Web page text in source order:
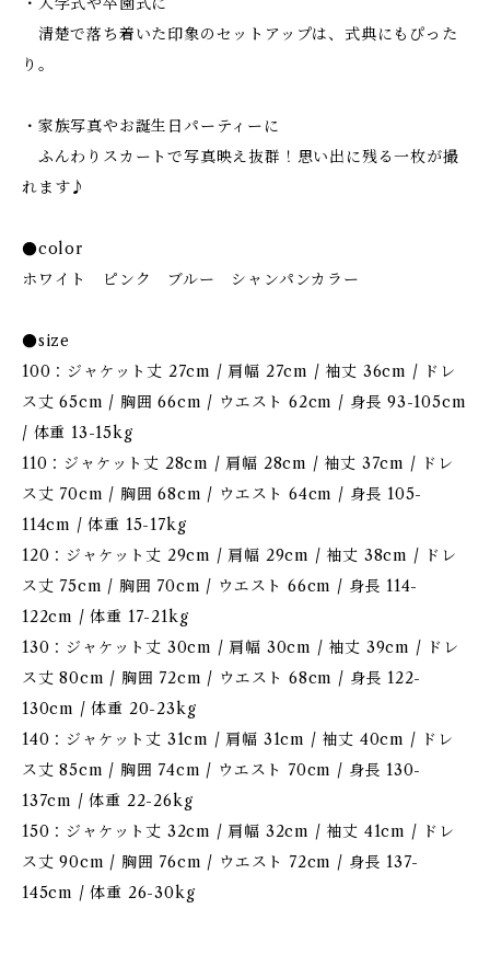
清楚で落ち着いた印象のセットアップは、式典にもぴった
り。
・家族写真やお誕生日パーティーに
ふんわりスカートで写真映え抜群！思い出に残る一枚が撮
れます♪
●color
ホワイト ピンク ブルー シャンパンカラー
●size
100：ジャケット丈 27cm / 肩幅 27cm / 袖丈 36cm / ドレ
ス丈 65cm / 胸囲 66cm / ウエスト 62cm / 身長 93-105cm
/ 体重 13-15kg
110：ジャケット丈 28cm / 肩幅 28cm / 袖丈 37cm / ドレ
ス丈 70cm / 胸囲 68cm / ウエスト 64cm / 身長 105-
114cm / 体重 15-17kg
120：ジャケット丈 29cm / 肩幅 29cm / 袖丈 38cm / ドレ
ス丈 75cm / 胸囲 70cm / ウエスト 66cm / 身長 114-
122cm / 体重 17-21kg
130：ジャケット丈 30cm / 肩幅 30cm / 袖丈 39cm / ドレ
ス丈 80cm / 胸囲 72cm / ウエスト 68cm / 身長 122-
130cm / 体重 20-23kg
140：ジャケット丈 31cm / 肩幅 31cm / 袖丈 40cm / ドレ
ス丈 85cm / 胸囲 74cm / ウエスト 70cm / 身長 130-
137cm / 体重 22-26kg
150：ジャケット丈 32cm / 肩幅 32cm / 袖丈 41cm / ドレ
ス丈 90cm / 胸囲 76cm / ウエスト 72cm / 身長 137-
145cm / 体重 26-30kg